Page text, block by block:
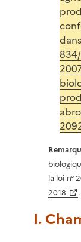
la loi n°
2018
.
I.